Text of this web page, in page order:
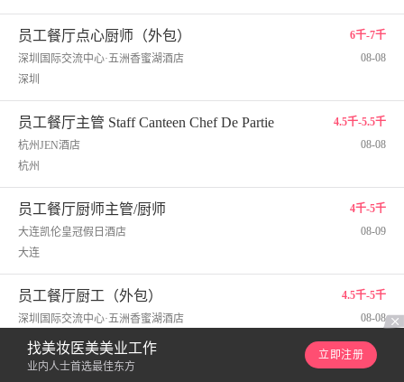
员工餐厅点心厨师（外包）
6千-7千
深圳国际交流中心·五洲香蜜湖酒店
08-08
深圳
员工餐厅主管 Staff Canteen Chef De Partie
4.5千-5.5千
杭州JEN酒店
08-08
杭州
员工餐厅厨师主管/厨师
4千-5千
大连凯伦皇冠假日酒店
08-09
大连
员工餐厅厨工（外包）
4.5千-5千
深圳国际交流中心·五洲香蜜湖酒店
08-08
深圳
找美妆医美美业工作
业内人士首选最佳东方
立即注册